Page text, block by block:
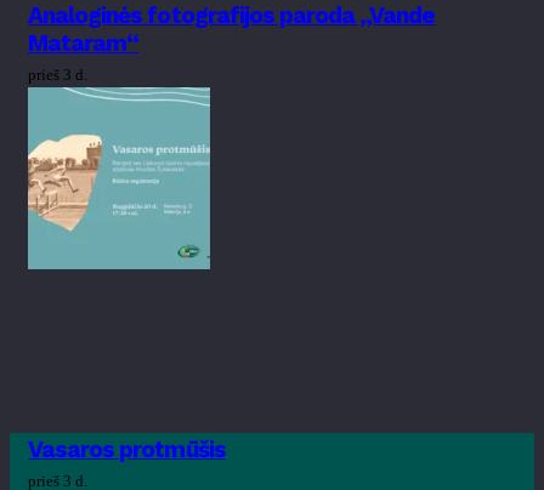
Analoginės fotografijos paroda „Vande
Mataram“
prieš 3 d.
Vasaros protmūšis
prieš 3 d.